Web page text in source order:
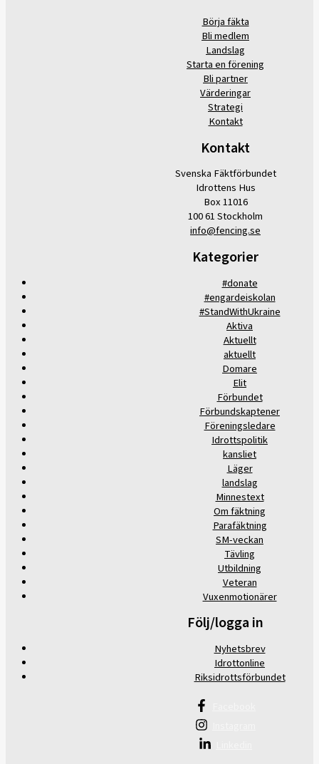
Börja fäkta
Bli medlem
Landslag
Starta en förening
Bli partner
Värderingar
Strategi
Kontakt
Kontakt
Svenska Fäktförbundet
Idrottens Hus
Box 11016
100 61 Stockholm
info@fencing.se
Kategorier
#donate
#engardeiskolan
#StandWithUkraine
Aktiva
Aktuellt
aktuellt
Domare
Elit
Förbundet
Förbundskaptener
Föreningsledare
Idrottspolitik
kansliet
Läger
landslag
Minnestext
Om fäktning
Parafäktning
SM-veckan
Tävling
Utbildning
Veteran
Vuxenmotionärer
Följ/logga in
Nyhetsbrev
Idrottonline
Riksidrottsförbundet